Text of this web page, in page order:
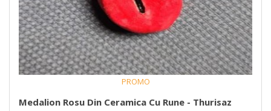
PROMO
Medalion Rosu Din Ceramica Cu Rune - Thurisaz